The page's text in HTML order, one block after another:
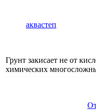
аквастеп
Грунт закисает не от
химических